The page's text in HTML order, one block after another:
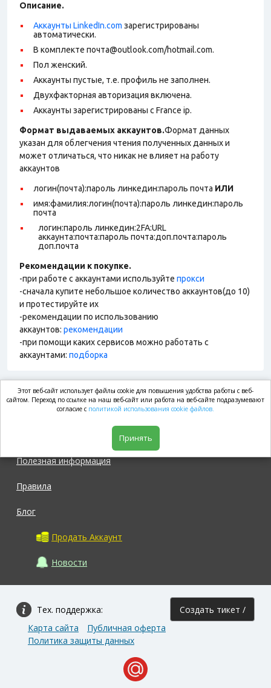
Описание.
Аккаунты LinkedIn.com зарегистрированы
автоматически.
В комплекте почта@outlook.com/hotmail.com.
Пол женский.
Аккаунты пустые, т.е. профиль не заполнен.
Двухфакторная авторизация включена.
Аккаунты зарегистрированы с France ip.
Формат выдаваемых аккаунтов.Формат данных
указан для облегчения чтения полученных данных и
может отличаться, что никак не влияет на работу
аккаунтов
логин(почта):пароль линкедин:пароль почта ИЛИ
имя:фамилия:логин(почта):пароль линкедин:пароль
почта
логин:пароль линкедин:2FA:URL
аккаунта:почта:пароль почта:доп.почта:пароль
доп.почта
Рекомендации к покупке.
-при работе с аккаунтами используйте прокси
-сначала купите небольшое количество аккаунтов(до 10)
и протестируйте их
-рекомендации по использованию
аккаунтов: рекомендации
-при помощи каких сервисов можно работать с
аккаунтами: подборка
market.com
Полезная информация
Правила
Блог
Продать Аккаунт
Новости
Тех. поддержка: Создать тикет /
Карта сайта
Публичная оферта
Политика защиты данных
Этот веб-сайт использует файлы cookie для повышения удобства работы с веб-
сайтом. Переход по ссылке на наш веб-сайт или работа на веб-сайте подразумевают
согласие с политикой использования cookie файлов.
Принять